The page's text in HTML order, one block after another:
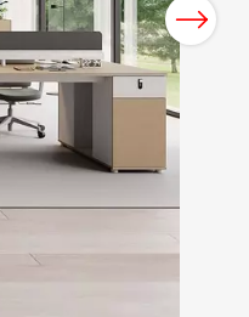
Next